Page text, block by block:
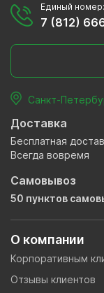
О компании
Корпоративным
Отзывы клиентов
Единый номер:
7 (812)
Санкт-
Доставка
Бесплатная
Всегда вовремя
Самовывоз
50 пунктов